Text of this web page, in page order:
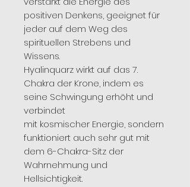
positiven Denkens, geeignet für
jeder auf dem Weg des
spirituellen Strebens und
Wissens.
Hyalinquarz wirkt auf das 7.
Chakra der Krone, indem es
seine Schwingung erhöht und
verbindet
mit kosmischer Energie, sondern
funktioniert auch sehr gut mit
dem 6-Chakra-Sitz der
Wahrnehmung und
Hellsichtigkeit.